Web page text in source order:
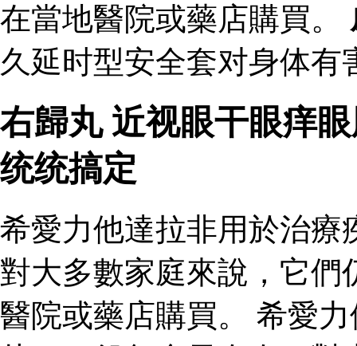
在當地醫院或藥店購買。
久延时型安全套对身体有
右歸丸 近视眼干眼痒
统统搞定
希愛力他達拉非用於治療
對大多數家庭來說，它們
醫院或藥店購買。 希愛